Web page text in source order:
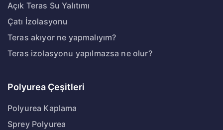
Açık Teras Su Yalıtımı
Çatı İzolasyonu
Teras akıyor ne yapmalıyım?
Teras izolasyonu yapılmazsa ne olur?
Polyurea Çeşitleri
Polyurea Kaplama
Sprey Polyurea